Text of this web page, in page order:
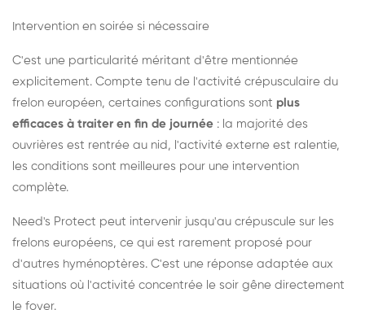
Intervention en soirée si nécessaire
C'est une particularité méritant d'être mentionnée
explicitement. Compte tenu de l'activité crépusculaire du
frelon européen, certaines configurations sont plus
efficaces à traiter en fin de journée : la majorité des
ouvrières est rentrée au nid, l'activité externe est ralentie,
les conditions sont meilleures pour une intervention
complète.
Need's Protect peut intervenir jusqu'au crépuscule sur les
frelons européens, ce qui est rarement proposé pour
d'autres hyménoptères. C'est une réponse adaptée aux
situations où l'activité concentrée le soir gêne directement
le foyer.